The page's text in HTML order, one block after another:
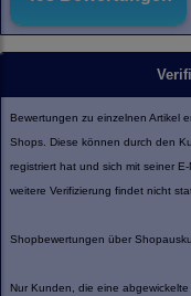
Bewertungen zu einzelnen Artikel
Shops. Diese können durch den
registriert hat und sich mit seiner
weitere Verifizierung findet nicht
Shopbewertungen über
Nur Kunden, die eine